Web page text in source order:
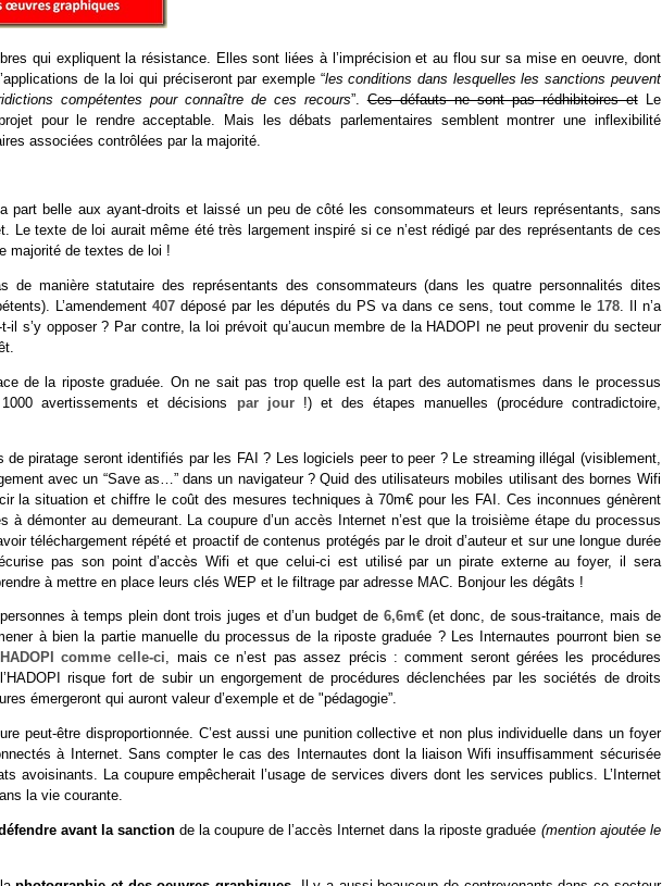
qui expliquent la résistance. Elles sont liées à l’imprécision et au flou sur sa mise en oeuvre, dont
de la loi qui préciseront par exemple “les conditions dans lesquelles les sanctions peuvent
compétentes pour connaître de ces recours”.Ces défauts ne sont pas rédhibitoires etLe
pour le rendre acceptable. Mais les débats parlementaires semblent montrer une inflexibilité
associées contrôlées par la majorité.
part belle aux ayant-droits et laissé un peu de côté les consommateurs et leurs représentants, sans
Le texte de loi aurait même été très largement inspiré si ce n’est rédigé par des représentants de ces
majorité de textes de loi !
de manière statutaire des représentants des consommateurs (dans les quatre personnalités dites
L’amendement407 déposé par les députés du PS va dans ce sens, tout comme le 178. Il n’a
il s’y opposer ? Par contre, la loi prévoit qu’aucun membre de la HADOPI ne peut provenir du secteur
de la riposte graduée. On ne sait pas trop quelle est la part des automatismes dans le processus
avertissements et décisions
par jour
!) et des étapes manuelles (procédure contradictoire,
de piratage seront identifiés par les FAI ? Les logiciels peer to peer ? Le streaming illégal (visiblement,
avec un “Save as…” dans un navigateur ? Quid des utilisateurs mobiles utilisant des bornes Wifi
la situation et chiffre le coût des mesures techniques à 70m€ pour les FAI. Ces inconnues génèrent
à démonter au demeurant. La coupure d’un accès Internet n’est que la troisième étape du processus
téléchargement répété et proactif de contenus protégés par le droit d’auteur et sur une longue durée
pas son point d’accès Wifi et que celui-ci est utilisé par un pirate externe au foyer, il sera
à mettre en place leurs clés WEP et le filtrage par adresse MAC. Bonjour les dégâts !
à temps plein dont trois juges et d’un budget de 6,6m€(et donc, de sous-traitance, mais de
à bien la partie manuelle du processus de la riposte graduée ? Les Internautes pourront bien se
comme celle-ci, mais ce n’est pas assez précis : comment seront gérées les procédures
risque fort de subir un engorgement de procédures déclenchées par les sociétés de droits
émergeront qui auront valeur d’exemple et de "pédagogie”.
peut-être disproportionnée. C’est aussi une punition collective et non plus individuelle dans un foyer
à Internet. Sans compter le cas des Internautes dont la liaison Wifi insuffisamment sécurisée
avoisinants. La coupure empêcherait l’usage de services divers dont les services publics. L’Internet
la vie courante.
avant la sanction de la coupure de l’accès Internet dans la riposte graduée (mention ajoutée le